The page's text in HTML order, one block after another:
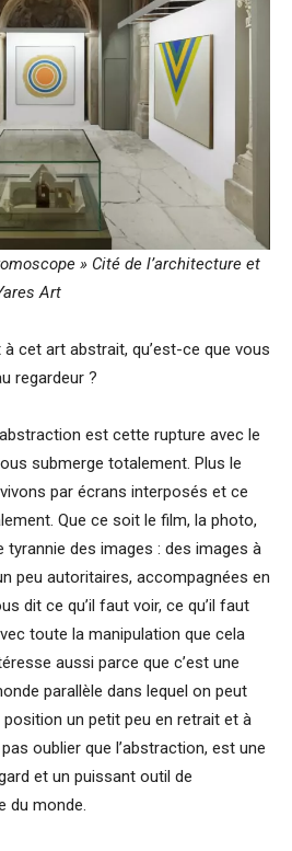
» Cité de l’architecture et
Art
à cet art abstrait, qu’est-ce que vous
regardeur ?
est cette rupture avec le
submerge totalement. Plus le
par écrans interposés et ce
Que ce soit le film, la photo,
des images : des images à
peu autoritaires, accompagnées en
dit ce qu’il faut voir, ce qu’il faut
toute la manipulation que cela
aussi parce que c’est une
parallèle dans lequel on peut
un petit peu en retrait et à
oublier que l’abstraction, est une
et un puissant outil de
du monde.